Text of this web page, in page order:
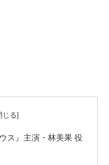
ス』主演・林美果 役